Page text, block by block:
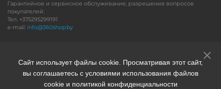
Гарантийное и сервисное обслуживание, разрешение вопросов
покупателей:
Тел. +375295299191
e-mail: info@360shop.by
Сайт использует файлы cookie. Просматривая этот сайт,
вы соглашаетесь с условиями использования файлов
cookie и политикой конфиденциальности